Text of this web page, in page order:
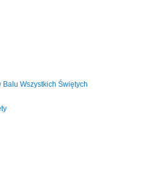
Wszystkich Świętych